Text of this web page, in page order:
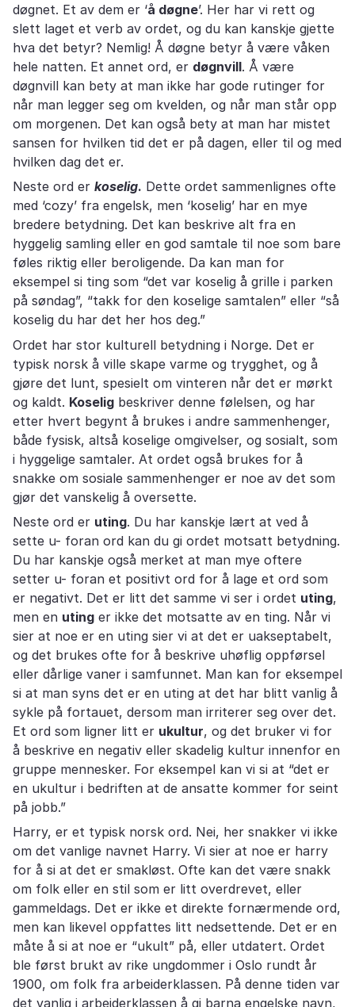
døgnet. Et av dem er ‘å døgne’. Her har vi rett og
slett laget et verb av ordet, og du kan kanskje gjette
hva det betyr? Nemlig! Å døgne betyr å være våken
hele natten. Et annet ord, er døgnvill. Å være
døgnvill kan bety at man ikke har gode rutinger for
når man legger seg om kvelden, og når man står opp
om morgenen. Det kan også bety at man har mistet
sansen for hvilken tid det er på dagen, eller til og med
hvilken dag det er.
Neste ord er koselig. Dette ordet sammenlignes ofte
med ‘cozy’ fra engelsk, men ‘koselig’ har en mye
bredere betydning. Det kan beskrive alt fra en
hyggelig samling eller en god samtale til noe som bare
føles riktig eller beroligende. Da kan man for
eksempel si ting som “det var koselig å grille i parken
på søndag”, “takk for den koselige samtalen” eller “så
koselig du har det her hos deg.”
Ordet har stor kulturell betydning i Norge. Det er
typisk norsk å ville skape varme og trygghet, og å
gjøre det lunt, spesielt om vinteren når det er mørkt
og kaldt. Koselig beskriver denne følelsen, og har
etter hvert begynt å brukes i andre sammenhenger,
både fysisk, altså koselige omgivelser, og sosialt, som
i hyggelige samtaler. At ordet også brukes for å
snakke om sosiale sammenhenger er noe av det som
gjør det vanskelig å oversette.
Neste ord er uting. Du har kanskje lært at ved å
sette u- foran ord kan du gi ordet motsatt betydning.
Du har kanskje også merket at man mye oftere
setter u- foran et positivt ord for å lage et ord som
er negativt. Det er litt det samme vi ser i ordet uting,
men en uting er ikke det motsatte av en ting. Når vi
sier at noe er en uting sier vi at det er uakseptabelt,
og det brukes ofte for å beskrive uhøflig oppførsel
eller dårlige vaner i samfunnet. Man kan for eksempel
si at man syns det er en uting at det har blitt vanlig å
sykle på fortauet, dersom man irriterer seg over det.
Et ord som ligner litt er ukultur, og det bruker vi for
å beskrive en negativ eller skadelig kultur innenfor en
gruppe mennesker. For eksempel kan vi si at “det er
en ukultur i bedriften at de ansatte kommer for seint
på jobb.”
Harry, er et typisk norsk ord. Nei, her snakker vi ikke
om det vanlige navnet Harry. Vi sier at noe er harry
for å si at det er smakløst. Ofte kan det være snakk
om folk eller en stil som er litt overdrevet, eller
gammeldags. Det er ikke et direkte fornærmende ord,
men kan likevel oppfattes litt nedsettende. Det er en
måte å si at noe er “ukult” på, eller utdatert. Ordet
ble først brukt av rike ungdommer i Oslo rundt år
1900, om folk fra arbeiderklassen. På denne tiden var
det vanlig i arbeiderklassen å gi barna engelske navn,